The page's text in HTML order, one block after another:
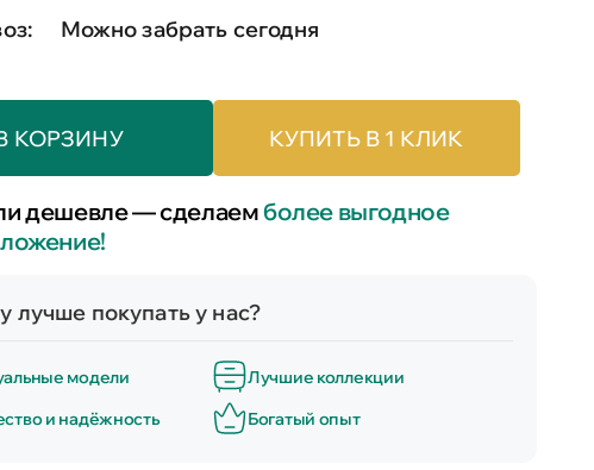
Можно забрать сегодня
КОРЗИНУ КУПИТЬ В 1 КЛИК
дешевле — сделаемболее выгодное
лучше покупать у нас?
модели
Лучшие коллекции
и надёжность
Богатый опыт